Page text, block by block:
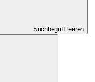
Suchbegriff leeren